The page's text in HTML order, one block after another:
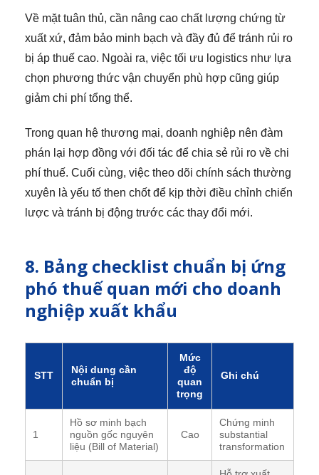
Về mặt tuân thủ, cần nâng cao chất lượng chứng từ
xuất xứ, đảm bảo minh bạch và đầy đủ để tránh rủi ro
bị áp thuế cao. Ngoài ra, việc tối ưu logistics như lựa
chọn phương thức vận chuyển phù hợp cũng giúp
giảm chi phí tổng thể.
Trong quan hệ thương mại, doanh nghiệp nên đàm
phán lại hợp đồng với đối tác để chia sẻ rủi ro về chi
phí thuế. Cuối cùng, việc theo dõi chính sách thường
xuyên là yếu tố then chốt để kịp thời điều chỉnh chiến
lược và tránh bị động trước các thay đổi mới.
8. Bảng checklist chuẩn bị ứng
phó thuế quan mới cho doanh
nghiệp xuất khẩu
STT
Nội dung cần
chuẩn bị
Mức
độ
quan
trọng
Ghi chú
1
Hồ sơ minh bạch
nguồn gốc nguyên
liệu (Bill of Material)
Cao
Chứng minh
substantial
transformation